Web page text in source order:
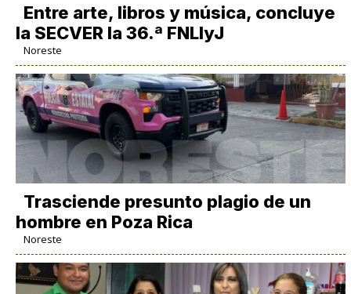
Entre arte, libros y música, concluye
la SECVER la 36.ª FNLIyJ
Noreste
Trasciende presunto plagio de un
hombre en Poza Rica
Noreste